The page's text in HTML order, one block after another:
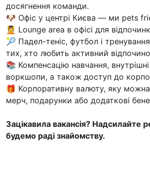
досягнення команди.
🐶 Офіс у центрі Києва — ми pets
💆 Lounge area в офісі для
🎾 Падел-теніс, футбол і тренування
тих, хто любить активний
📚 Компенсацію навчання,
воркшопи, а також доступ до
🎁 Корпоративну валюту, яку
мерч, подарунки або додаткові
Зацікавила вакансія? Надсилайте
будемо раді знайомству.